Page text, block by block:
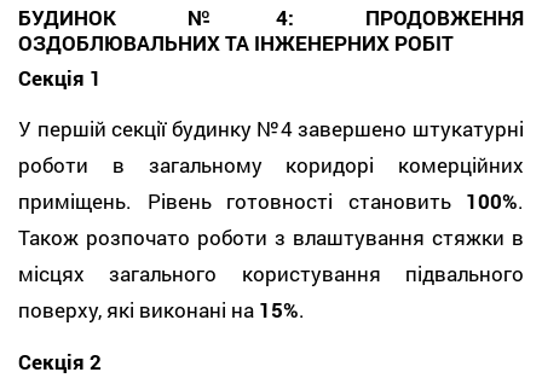
БУДИНОК №4: ПРОДОВЖЕННЯ
ОЗДОБЛЮВАЛЬНИХ ТА ІНЖЕНЕРНИХ РОБІТ
Секція 1
У першій секції будинку №4 завершено штукатурні
роботи в загальному коридорі комерційних
приміщень. Рівень готовності становить 100%.
Також розпочато роботи з влаштування стяжки в
місцях загального користування підвального
поверху, які виконані на 15%.
Секція 2